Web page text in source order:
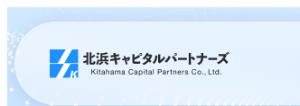
イ
ン
コ